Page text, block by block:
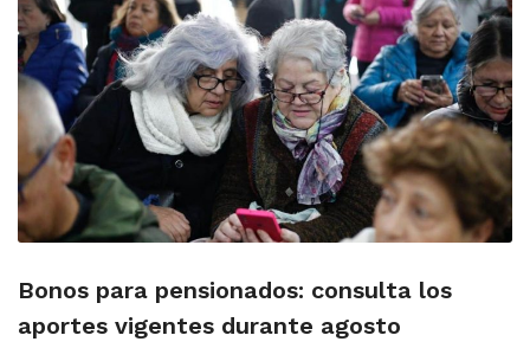
Bonos para pensionados: consulta los
aportes vigentes durante agosto